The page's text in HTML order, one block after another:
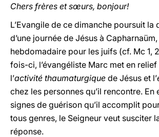
Chers frères et sœurs, bonjour!
L’Evangile de ce dimanche poursuit la
d’une journée de Jésus à
hebdomadaire pour les juifs (cf. Mc 1,
fois-ci, l’évangéliste Marc met en
l’activité thaumaturgique de Jésus et l’
chez les personnes qu’il rencontre. En
signes de guérison qu’il accomplit
tous genres, le Seigneur veut susciter
réponse.